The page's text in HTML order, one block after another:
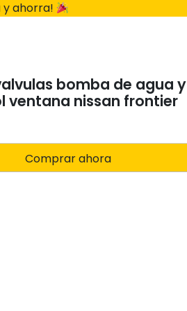
ahorra!
bomba de agua y
ventana nissan frontier
Comprar ahora